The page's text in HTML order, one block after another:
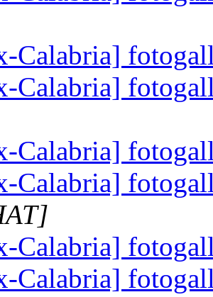
Calabria]
Calabria]
Calabria]
Calabria]
Calabria]
Calabria]